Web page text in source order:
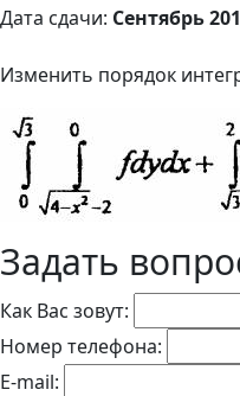
Дата сдачи: Сентябрь
Изменить порядок
Задать
Как Вас зовут:
Номер телефона:
E-mail: